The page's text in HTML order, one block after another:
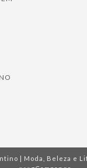
| Moda, Beleza e